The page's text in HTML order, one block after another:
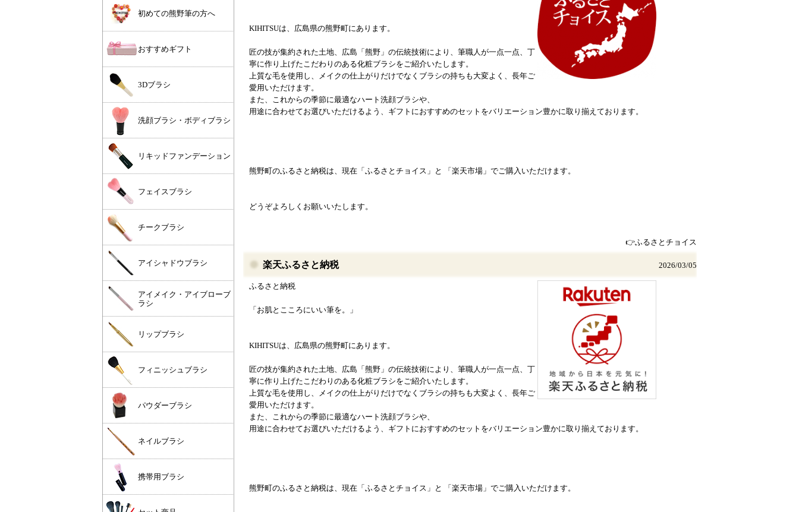
初めての熊野筆の方へ
おすすめギフト
3Dブラシ
洗顔ブラシ・ボディブラシ
リキッドファンデーション
フェイスブラシ
チークブラシ
アイシャドウブラシ
アイメイク・アイブローブ
ラシ
リップブラシ
フィニッシュブラシ
パウダーブラシ
ネイルブラシ
携帯用ブラシ
KIHITSUは、広島県の熊野町にあります。
匠の技が集約された土地、広島「熊野」の伝統技術により、筆職人が一点一点、丁
寧に作り上げたこだわりのある化粧ブラシをご紹介いたします。
上質な毛を使用し、メイクの仕上がりだけでなくブラシの持ちも大変よく、長年ご
愛用いただけます。
また、これからの季節に最適なハート洗顔ブラシや、
用途に合わせてお選びいただけるよう、ギフトにおすすめのセットをバリエーション豊かに取り揃えております。
熊野町のふるさと納税は、現在「ふるさとチョイス」と 「楽天市場」でご購入いただけます。
どうぞよろしくお願いいたします。
👉ふるさとチョイス
2026/03/05
楽天ふるさと納税
ふるさと納税
「お肌とこころにいい筆を。」
KIHITSUは、広島県の熊野町にあります。
匠の技が集約された土地、広島「熊野」の伝統技術により、筆職人が一点一点、丁
寧に作り上げたこだわりのある化粧ブラシをご紹介いたします。
上質な毛を使用し、メイクの仕上がりだけでなくブラシの持ちも大変よく、長年ご
愛用いただけます。
また、これからの季節に最適なハート洗顔ブラシや、
用途に合わせてお選びいただけるよう、ギフトにおすすめのセットをバリエーション豊かに取り揃えております。
熊野町のふるさと納税は、現在「ふるさとチョイス」と 「楽天市場」でご購入いただけます。